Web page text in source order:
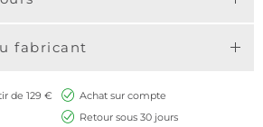
fabricant
de 129 €
Achat sur compte
Retour sous 30 jours